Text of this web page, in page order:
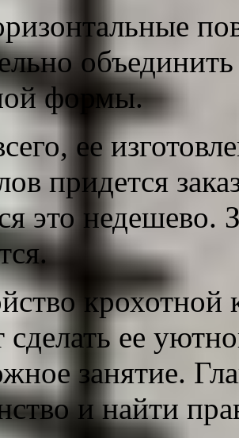
формы.
ее
придется
это недешево.
крохотной
ее
занятие.
и найти